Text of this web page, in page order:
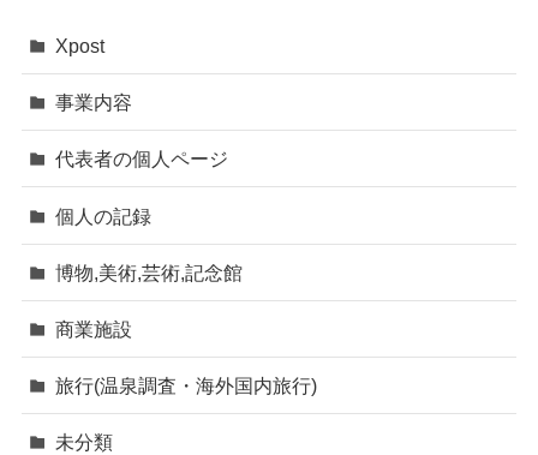
Xpost
事業内容
代表者の個人ページ
個人の記録
博物,美術,芸術,記念館
商業施設
旅行(温泉調査・海外国内旅行)
未分類